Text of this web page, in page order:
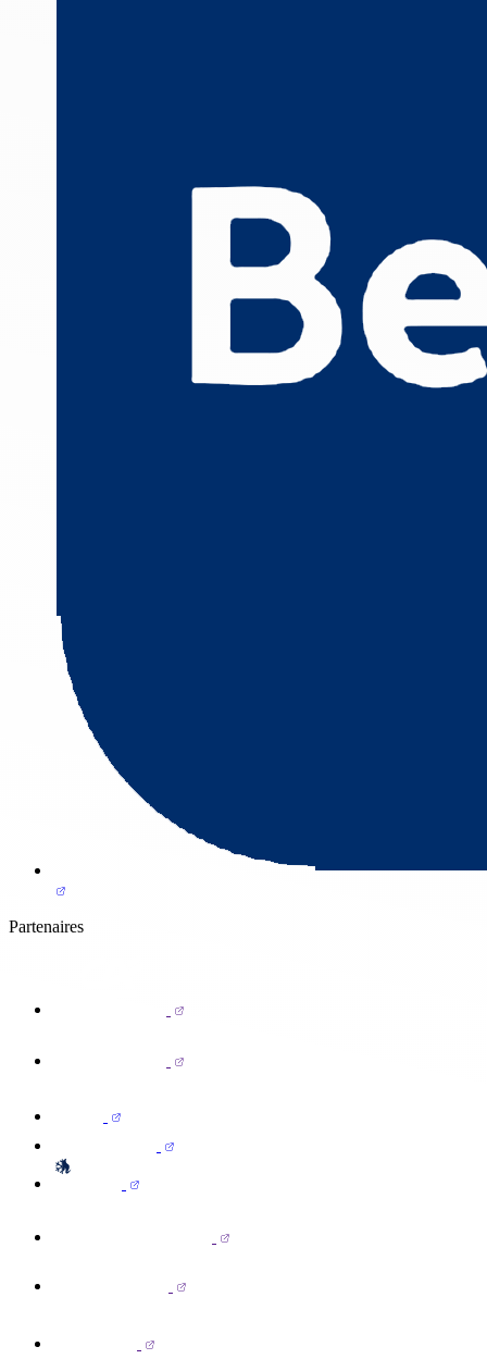
Partenaires